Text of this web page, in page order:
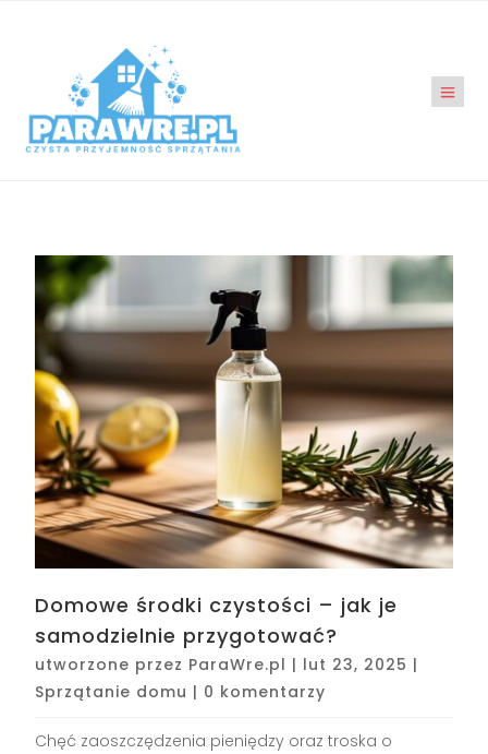
Domowe środki czystości – jak je
samodzielnie przygotować?
utworzone przez ParaWre.pl | lut 23, 2025 |
Sprzątanie domu | 0 komentarzy
Chęć zaoszczędzenia pieniędzy oraz troska o